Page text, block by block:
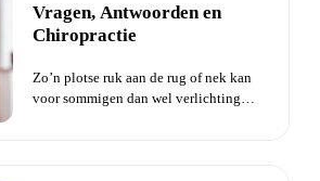
Vragen, Antwoorden en
Chiropractie
Zo’n plotse ruk aan de rug of nek kan
voor sommigen dan wel verlichting